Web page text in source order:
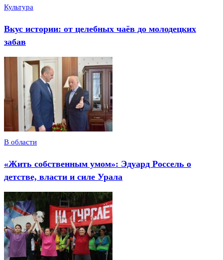
Культура
Вкус истории: от целебных чаёв до молодецких
забав
В области
«Жить собственным умом»: Эдуард Россель о
детстве, власти и силе Урала